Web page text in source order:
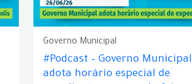
Governo Municipal
#Podcast – Governo Municipal
adota horário especial de